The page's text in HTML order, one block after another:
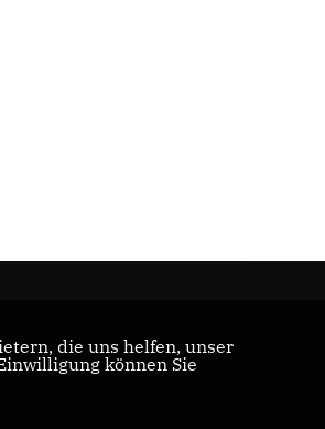
die uns helfen, unser
können Sie